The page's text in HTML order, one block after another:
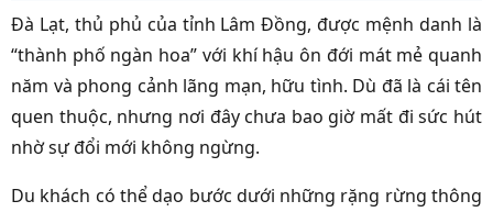
Đà Lạt, thủ phủ của tỉnh Lâm Đồng, được mệnh danh là
“thành phố ngàn hoa” với khí hậu ôn đới mát mẻ quanh
năm và phong cảnh lãng mạn, hữu tình. Dù đã là cái tên
quen thuộc, nhưng nơi đây chưa bao giờ mất đi sức hút
nhờ sự đổi mới không ngừng.
Du khách có thể dạo bước dưới những rặng rừng thông